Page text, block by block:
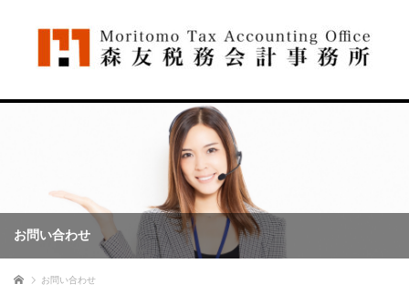
お問い合わせ
ホーム お問い合わせ